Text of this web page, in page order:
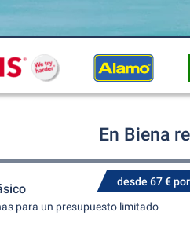
En Biena
desde 67 €
para un presupuesto limitado